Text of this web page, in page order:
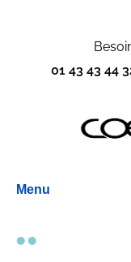
01 43 43 44
Menu